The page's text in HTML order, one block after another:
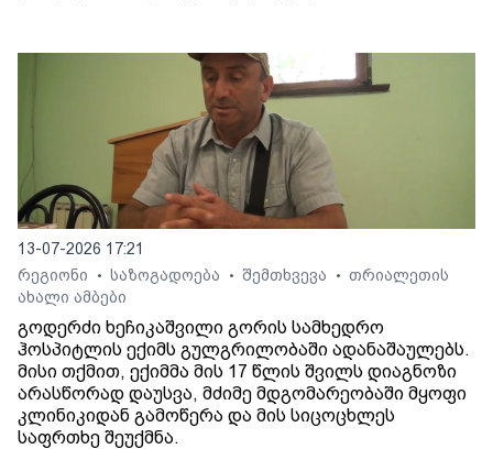
13-07-2026 17:21
რეგიონი
• საზოგადოება • შემთხვევა • თრიალეთის
ახალი ამბები
გოდერძი ხეჩიკაშვილი გორის სამხედრო
ჰოსპიტლის ექიმს გულგრილობაში ადანაშაულებს.
მისი თქმით, ექიმმა მის 17 წლის შვილს დიაგნოზი
არასწორად დაუსვა, მძიმე მდგომარეობაში მყოფი
კლინიკიდან გამოწერა და მის სიცოცხლეს
საფრთხე შეუქმნა.